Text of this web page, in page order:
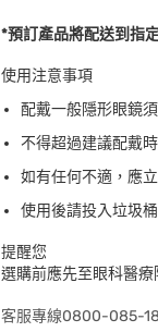
*預訂產品將配送到指
使用注意事項
配戴一般隱形眼鏡
不得超過建議配戴
如有任何不適，應
使用後請投入垃圾
提醒您
選購前應先至眼科醫
客服專線0800-085-